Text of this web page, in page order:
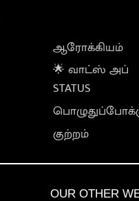
ஆரோக்கியம்
🌟 வாட்ஸ் அப்
STATUS
குற்றம்
OUR OTHER